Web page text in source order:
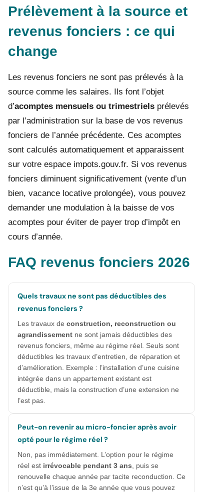
Prélèvement à la source et
revenus fonciers : ce qui
change
Les revenus fonciers ne sont pas prélevés à la
source comme les salaires. Ils font l’objet
d’acomptes mensuels ou trimestriels prélevés
par l’administration sur la base de vos revenus
fonciers de l’année précédente. Ces acomptes
sont calculés automatiquement et apparaissent
sur votre espace impots.gouv.fr. Si vos revenus
fonciers diminuent significativement (vente d’un
bien, vacance locative prolongée), vous pouvez
demander une modulation à la baisse de vos
acomptes pour éviter de payer trop d’impôt en
cours d’année.
FAQ revenus fonciers 2026
Quels travaux ne sont pas déductibles des
revenus fonciers ?
Les travaux de construction, reconstruction ou
agrandissement ne sont jamais déductibles des
revenus fonciers, même au régime réel. Seuls sont
déductibles les travaux d’entretien, de réparation et
d’amélioration. Exemple : l’installation d’une cuisine
intégrée dans un appartement existant est
déductible, mais la construction d’une extension ne
l’est pas.
Peut-on revenir au micro-foncier après avoir
opté pour le régime réel ?
Non, pas immédiatement. L’option pour le régime
réel est irrévocable pendant 3 ans , puis se
renouvelle chaque année par tacite reconduction. Ce
n’est qu’à l’issue de la 3e année que vous pouvez